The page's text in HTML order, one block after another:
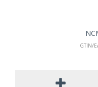
GTIN/